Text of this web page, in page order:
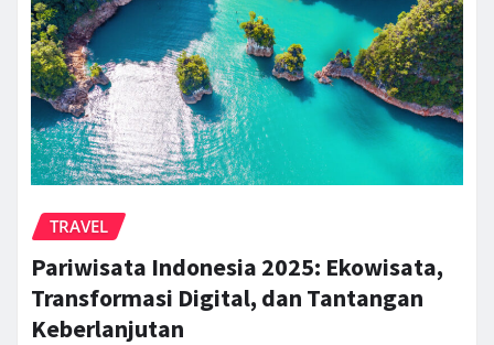
TRAVEL
Pariwisata Indonesia 2025: Ekowisata,
Transformasi Digital, dan Tantangan
Keberlanjutan